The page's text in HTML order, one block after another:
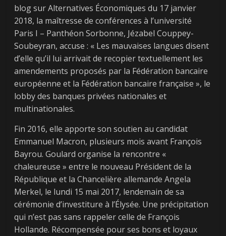
blog sur Alternatives Économiques du 17 janvier
2018, la maîtresse de conférences à l’université
Paris I – Panthéon Sorbonne, Jézabel Couppey-
Soubeyran, accuse : « Les mauvaises langues disent
d’elle qu’il lui arrivait de recopier textuellement les
amendements proposés par la Fédération bancaire
européenne et la Fédération bancaire française », le
lobby des banques privées nationales et
multinationales.
Fin 2016, elle apporte son soutien au candidat
Emmanuel Macron, plusieurs mois avant François
Bayrou. Goulard organise la rencontre «
chaleureuse » entre le nouveau Président de la
République et la Chancelière allemande Angela
Merkel, le lundi 15 mai 2017, lendemain de sa
cérémonie d’investiture à l’Élysée. Une précipitation
qui n’est pas sans rappeler celle de François
Hollande. Récompensée pour ses bons et loyaux